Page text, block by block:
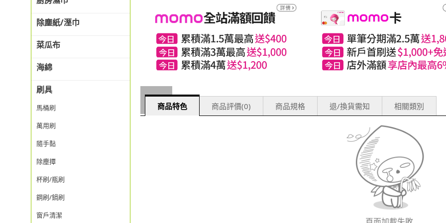
除塵紙/溼巾
菜瓜布
海綿
刷具
馬桶刷
萬用刷
隨手黏
除塵撢
杯刷/瓶刷
鋼刷/鍋刷
窗戶清潔
商品特色 商品評價(0) 商品規格 退/換貨需知 相關類別